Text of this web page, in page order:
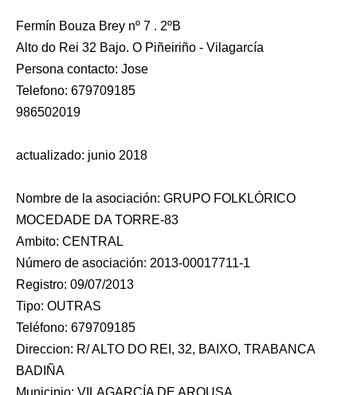
Fermín Bouza Brey nº 7 . 2ºB
Alto do Rei 32 Bajo. O Piñeiriño - Vilagarcía
Persona contacto: Jose
Telefono: 679709185
986502019
actualizado: junio 2018
Nombre de la asociación: GRUPO FOLKLÓRICO
MOCEDADE DA TORRE-83
Ambito: CENTRAL
Número de asociación: 2013-00017711-1
Registro: 09/07/2013
Tipo: OUTRAS
Teléfono: 679709185
Direccion: R/ ALTO DO REI, 32, BAIXO, TRABANCA
BADIÑA
Municipio: VILAGARCÍA DE AROUSA